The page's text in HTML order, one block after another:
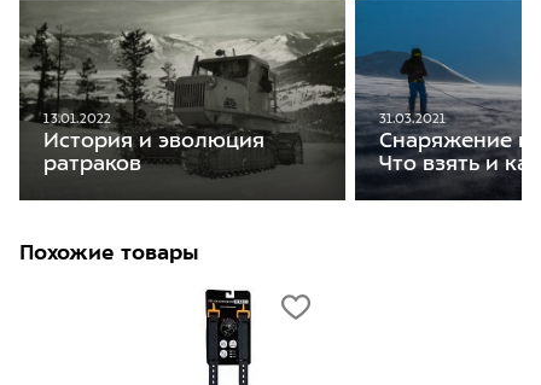
13.01.2022
История и эволюция
ратраков
31.03.2021
Снаряжение
Что взять и
Похожие товары